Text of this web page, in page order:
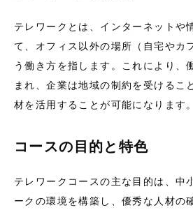
テレワークとは、インターネットや
て、オフィス以外の場所（自宅やカ
う働き方を指します。これにより、
まれ、企業は地域の制約を受けるこ
材を活用することが可能になります。
コースの目的と特色
テレワークコースの主な目的は、中
ークの環境を構築し、優秀な人材の